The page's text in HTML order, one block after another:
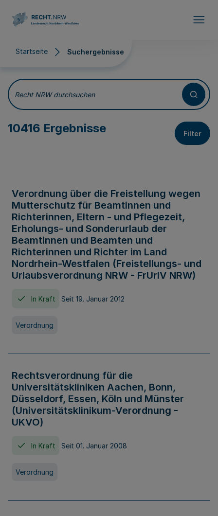
Startseite Suchergebnisse
Suchergebnisse
Recht NRW durchsuchen
10416 Ergebnisse Filter
Verordnung über die Freistellung wegen
Mutterschutz für Beamtinnen und
Richterinnen, Eltern - und Pflegezeit,
Erholungs- und Sonderurlaub der
Beamtinnen und Beamten und
Richterinnen und Richter im Land
Nordrhein-Westfalen (Freistellungs- und
Urlaubsverordnung NRW - FrUrlV NRW)
In Kraft Seit 19. Januar 2012
Verordnung
Rechtsverordnung für die
Universitätskliniken Aachen, Bonn,
Düsseldorf, Essen, Köln und Münster
(Universitätsklinikum-Verordnung -
UKVO)
In Kraft Seit 01. Januar 2008
Verordnung